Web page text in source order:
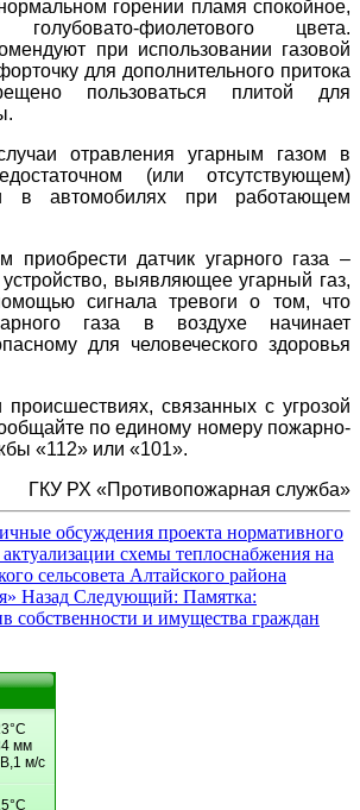
горении пламя спокойное,
фиолетового цвета.
при использовании газовой
для дополнительного притока
пользоваться плитой для
отравления угарным газом в
(или отсутствующем)
в автомобилях при работающем
приобрести датчик угарного газа –
выявляющее угарный газ,
сигнала тревоги о том, что
газа в воздухе начинает
для человеческого здоровья
связанных с угрозой
по единому номеру пожарно-
«112» или «101».
ГКУ РХ «Противопожарная служба»
обсуждения проекта нормативного
схемы теплоснабжения на
сельсовета Алтайского района
Назад Следующий: Памятка:
собственности и имущества граждан